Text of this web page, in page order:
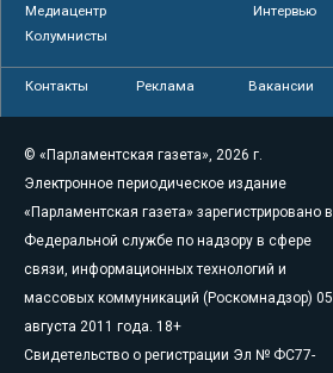
Медиацентр
Интервью
Колумнисты
Контакты Реклама Вакансии
© «Парламентская газета», 2026 г.
Электронное периодическое издание
«Парламентская газета» зарегистрировано в
Федеральной службе по надзору в сфере
связи, информационных технологий и
массовых коммуникаций (Роскомнадзор) 05
августа 2011 года. 18+
Свидетельство о регистрации Эл № ФС77-